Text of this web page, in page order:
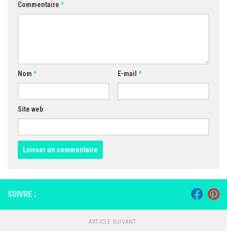
Commentaire *
Nom * E-mail *
Site web
SUIVRE :
ARTICLE SUIVANT